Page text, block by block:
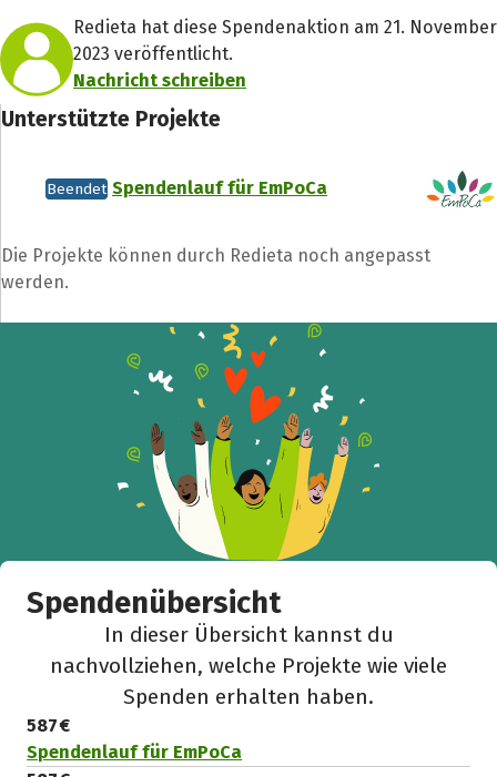
Redieta hat diese Spendenaktion am 21. November
2023 veröffentlicht.
Nachricht schreiben
Unterstützte Projekte
Beendet Spendenlauf für EmPoCa
Die Projekte können durch Redieta noch angepasst
werden.
Spendenübersicht
In dieser Übersicht kannst du
nachvollziehen, welche Projekte wie viele
Spenden erhalten haben.
587 €
Spendenlauf für EmPoCa